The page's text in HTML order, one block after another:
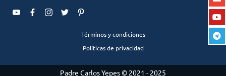
Términos y condiciones
Políticas de privacidad
Padre Carlos Yepes © 2021 - 2025